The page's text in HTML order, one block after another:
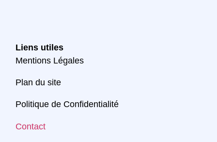
Liens utiles
Mentions Légales
Plan du site
Politique de Confidentialité
Contact